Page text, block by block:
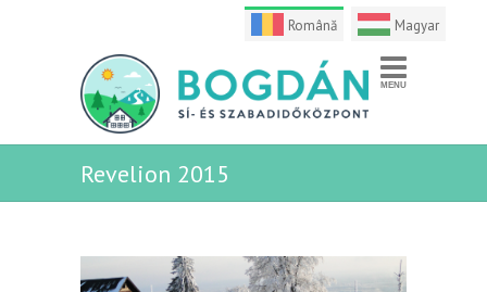
Română Magyar
Revelion 2015